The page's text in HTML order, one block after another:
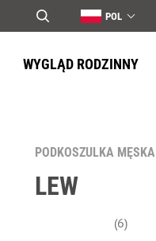
POL
WYGLĄD RODZINNY
PODKOSZULKA MĘSKA
LEW
(6)